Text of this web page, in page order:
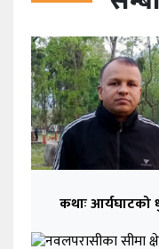
कथाः आर्यघाटको